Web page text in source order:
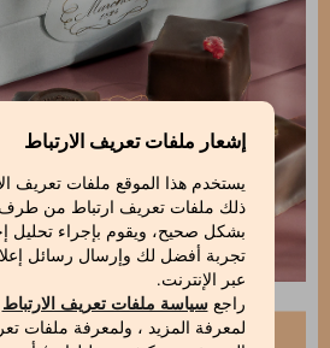
إشعار ملفات تعريف الارتباط
يستخدم هذا الموقع ملفات تعريف
ذلك ملفات تعريف ارتباط من
بشكل صحيح، ويقوم بإجراء تحليل
تجربة أفضل لك وإرسال رسائل
عبر الإنترنت.
راجعسياسة ملفات تعريف الارتباط
لمعرفة المزيد ، ولمعرفة ملفات